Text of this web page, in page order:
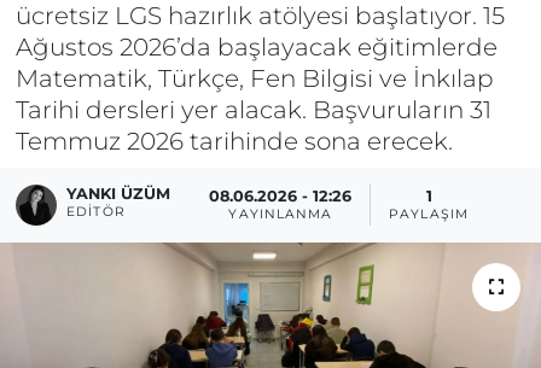
ücretsiz LGS hazırlık atölyesi başlatıyor. 15
Ağustos 2026’da başlayacak eğitimlerde
Matematik, Türkçe, Fen Bilgisi ve İnkılap
Tarihi dersleri yer alacak. Başvuruların 31
Temmuz 2026 tarihinde sona erecek.
YANKI ÜZÜM
EDITÖR
08.06.2026 - 12:26
YAYINLANMA
1
PAYLAŞIM